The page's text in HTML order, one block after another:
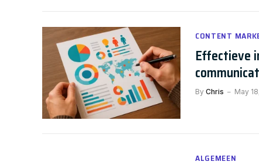
CONTENT
Effectieve
By Chris May
ALGEMEEN